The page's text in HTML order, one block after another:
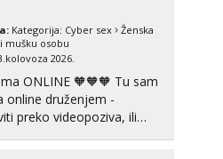
min
- Kod: #123
min
Kategorija: Cyber sex
Ženska
mušku osobu
2026.
ONLINE 🧡🧡🧡 Tu sam
online druženjem -
preko videopoziva, ili